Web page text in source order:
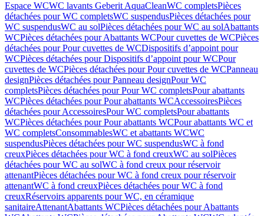
Espace WCWC lavants Geberit AquaCleanWC completsPièces
détachées pour WC completsWC suspendusPièces détachées pour
WC suspendusWC au solPièces détachées pour WC au solAbattants
WCPièces détachées pour Abattants WCPour cuvettes de WCPièces
détachées pour Pour cuvettes de WCDispositifs d’appoint pour
WCPièces détachées pour Dispositifs d’appoint pour WCPour
cuvettes de WCPièces détachées pour Pour cuvettes de WCPanneau
designPièces détachées pour Panneau designPour WC
completsPièces détachées pour Pour WC completsPour abattants
WCPièces détachées pour Pour abattants WCAccessoiresPièces
détachées pour AccessoiresPour WC completsPour abattants
WCPièces détachées pour Pour abattants WCPour abattants WC et
WC completsConsommablesWC et abattants WCWC
suspendusPièces détachées pour WC suspendusWC à fond
creuxPièces détachées pour WC à fond creuxWC au solPièces
détachées pour WC au solWC à fond creux pour réservoir
attenantPièces détachées pour WC à fond creux pour réservoir
attenantWC à fond creuxPièces détachées pour WC à fond
creuxRéservoirs apparents pour WC, en céramique
sanitaireAttenantAbattants WCPièces détachées pour Abattants